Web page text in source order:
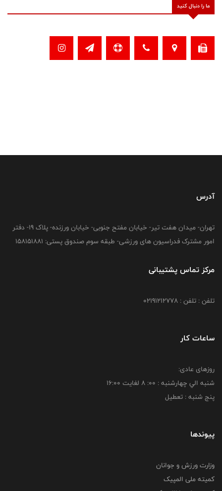
ما را دنبال کنید
آدرس
تهران- میدان هفت تیر- خیابان مفتح جنوبی- خیابان ورزنده- پلاک 19- دفتر
امور مشترک فدراسیون های ورزشی- طبقه سوم صندوق پستی: 158151881
مرکز تماس پشتیبانی
تلفن : تلفن : 02191212778
ساعات کار
روزهای عادی:
شنبه الي چهارشنبه : 00: 8 لغايت 16:00
پنج شنبه : تعطیل
پیوندها
وزارت ورزش و جوانان
کمیته ملی المپیک